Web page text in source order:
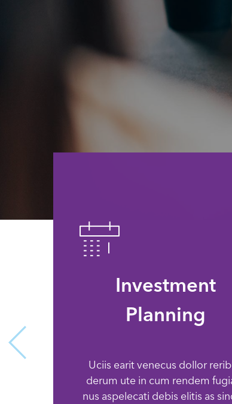
Investment
Planning
Uciis earit venecus dollor
derum ute in cum rendem
nus aspelecati debis elitis as